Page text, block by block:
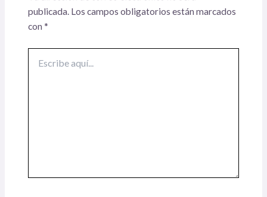
publicada. Los campos obligatorios están marcados
con *
aquí...